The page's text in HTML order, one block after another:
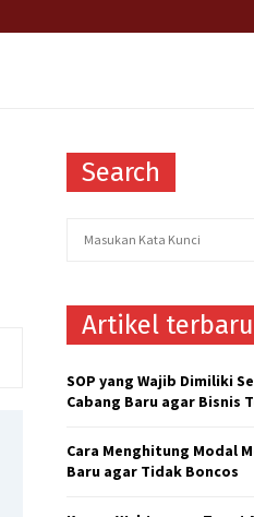
Search
h
o
r
Artikel terbaru
SOP yang Wajib Dimiliki
Cabang Baru agar Bisnis
Cara Menghitung Modal
Baru agar Tidak Boncos